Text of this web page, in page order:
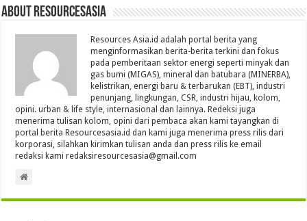
About Resourcesasia
Resources Asia.id adalah portal berita yang
menginformasikan berita-berita terkini dan fokus
pada pemberitaan sektor energi seperti minyak dan
gas bumi (MIGAS), mineral dan batubara (MINERBA),
kelistrikan, energi baru & terbarukan (EBT), industri
penunjang, lingkungan, CSR, industri hijau, kolom,
opini. urban & life style, internasional dan lainnya. Redeksi juga
menerima tulisan kolom, opini dari pembaca akan kami tayangkan di
portal berita Resourcesasia.id dan kami juga menerima press rilis dari
korporasi, silahkan kirimkan tulisan anda dan press rilis ke email
redaksi kami redaksiresourcesasia@gmail.com